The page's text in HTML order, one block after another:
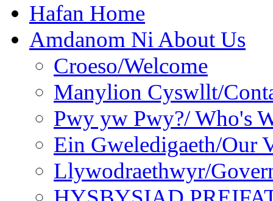
Hafan Home
Amdanom Ni About Us
Croeso/Welcome
Manylion Cyswllt/
Pwy yw Pwy?/ Who's
Ein Gweledigaeth/Our
Llywodraethwyr/